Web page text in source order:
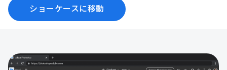
ショーケースに移動